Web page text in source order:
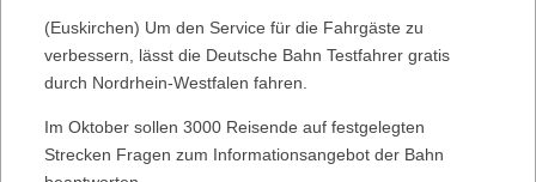
unterschätztes
Risiko
(Euskirchen) Um den Service für die Fahrgäste zu
verbessern, lässt die Deutsche Bahn Testfahrer gratis
durch Nordrhein-Westfalen fahren.
Im Oktober sollen 3000 Reisende auf festgelegten
Strecken Fragen zum Informationsangebot der Bahn